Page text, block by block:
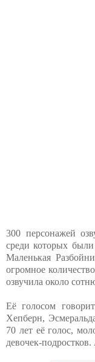
300 персонажей
среди которых
Маленькая
огромное
озвучила около
Её голосом
Хепберн,
70 лет её голос,
девочек-